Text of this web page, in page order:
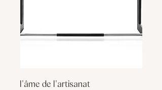
l'âme de l'artisanat